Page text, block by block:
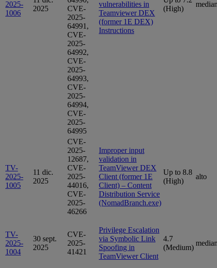
2025-
1006
2025
CVE-
2025-
64991,
CVE-
2025-
64992,
CVE-
2025-
64993,
CVE-
2025-
64994,
CVE-
2025-
64995
vulnerabilities in
Teamviewer DEX
(former 1E DEX)
Instructions
(High)
TV-
2025-
1005
11 dic.
2025
CVE-
2025-
12687,
CVE-
2025-
44016,
CVE-
2025-
46266
Improper input
validation in
TeamViewer DEX
Client (former 1E
Client) – Content
Distribution Service
(NomadBranch.exe)
Up to 8.8
(High)
alto
TV-
2025-
1004
30 sept.
2025
CVE-
2025-
41421
Privilege Escalation
via Symbolic Link
Spoofing in
TeamViewer Client
4.7
(Medium)